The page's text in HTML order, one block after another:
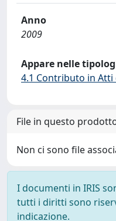
Anno
2009
Appare nelle
4.1 Contributo in Atti
File in questo
Non ci sono file
I documenti in IRIS
tutti i diritti sono
indicazione.